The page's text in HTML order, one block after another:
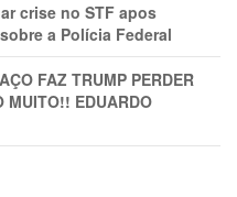
crise no STF apos
a Polícia Federal
FAZ TRUMP PERDER
MUITO!! EDUARDO